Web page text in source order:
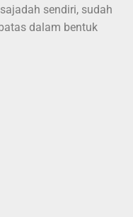
sendiri, sudah
dalam bentuk